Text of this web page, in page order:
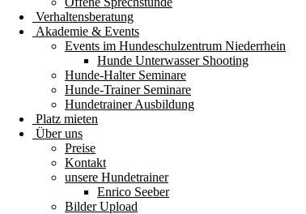
Verhaltensberatung
Akademie & Events
Events im Hundeschulzentrum Niederrhein
Hunde Unterwasser Shooting
Hunde-Halter Seminare
Hunde-Trainer Seminare
Hundetrainer Ausbildung
Platz mieten
Über uns
Preise
Kontakt
unsere Hundetrainer
Enrico Seeber
Bilder Upload